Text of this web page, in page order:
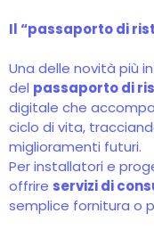
Il “passaporto di
Una delle novità più
del passaporto di
digitale che
ciclo di vita,
miglioramenti futuri.
Per installatori e
offrire servizi di
semplice fornitura o